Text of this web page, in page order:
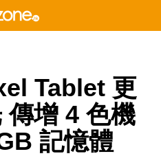
Tablet 更
傳增 4 色機
記憶體